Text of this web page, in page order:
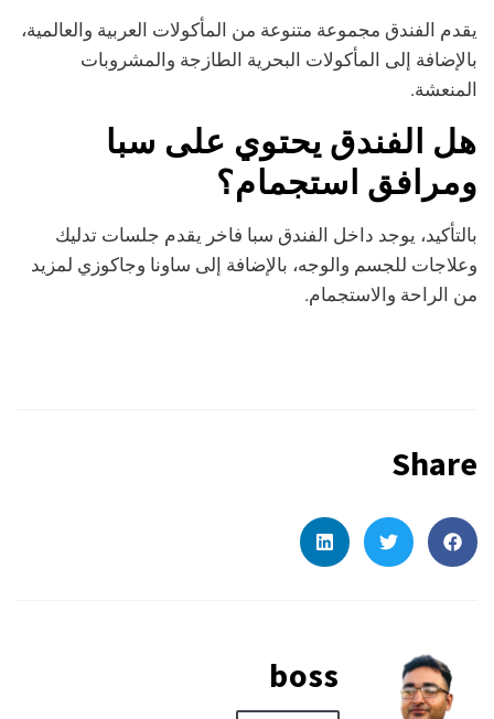
يقدم الفندق مجموعة متنوعة من المأكولات العربية والعالمية،
بالإضافة إلى المأكولات البحرية الطازجة والمشروبات
المنعشة.
هل الفندق يحتوي على سبا
ومرافق استجمام؟
بالتأكيد، يوجد داخل الفندق سبا فاخر يقدم جلسات تدليك
وعلاجات للجسم والوجه، بالإضافة إلى ساونا وجاكوزي لمزيد
من الراحة والاستجمام.
Share
boss